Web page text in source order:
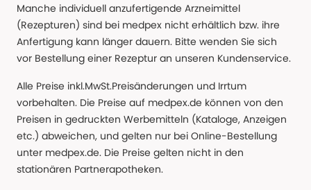
Manche individuell anzufertigende Arzneimittel
(Rezepturen) sind bei medpex nicht erhältlich bzw. ihre
Anfertigung kann länger dauern. Bitte wenden Sie sich
vor Bestellung einer Rezeptur an unseren Kundenservice.
Alle Preise inkl.MwSt.Preisänderungen und Irrtum
vorbehalten. Die Preise auf medpex.de können von den
Preisen in gedruckten Werbemitteln (Kataloge, Anzeigen
etc.) abweichen, und gelten nur bei Online-Bestellung
unter medpex.de. Die Preise gelten nicht in den
stationären Partnerapotheken.